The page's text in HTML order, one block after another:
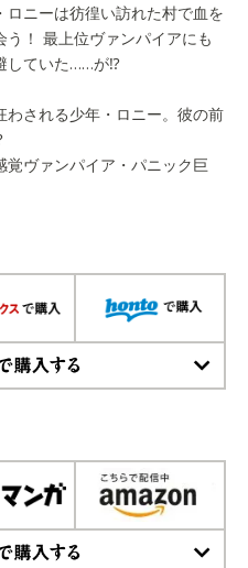
ニーは彷徨い訪れた村で血を
！ 最上位ヴァンパイアにも
していた……が⁉
される少年・ロニー。彼の前
ヴァンパイア・パニック巨